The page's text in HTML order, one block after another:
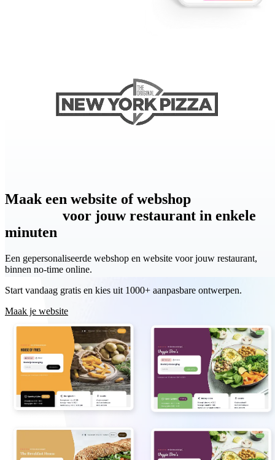
Maak een website of webshop
voor jouw restaurant in enkele
minuten
Een gepersonaliseerde webshop en website voor jouw restaurant,
binnen no-time online.
Start vandaag gratis en kies uit 1000+ aanpasbare ontwerpen.
Maak je website